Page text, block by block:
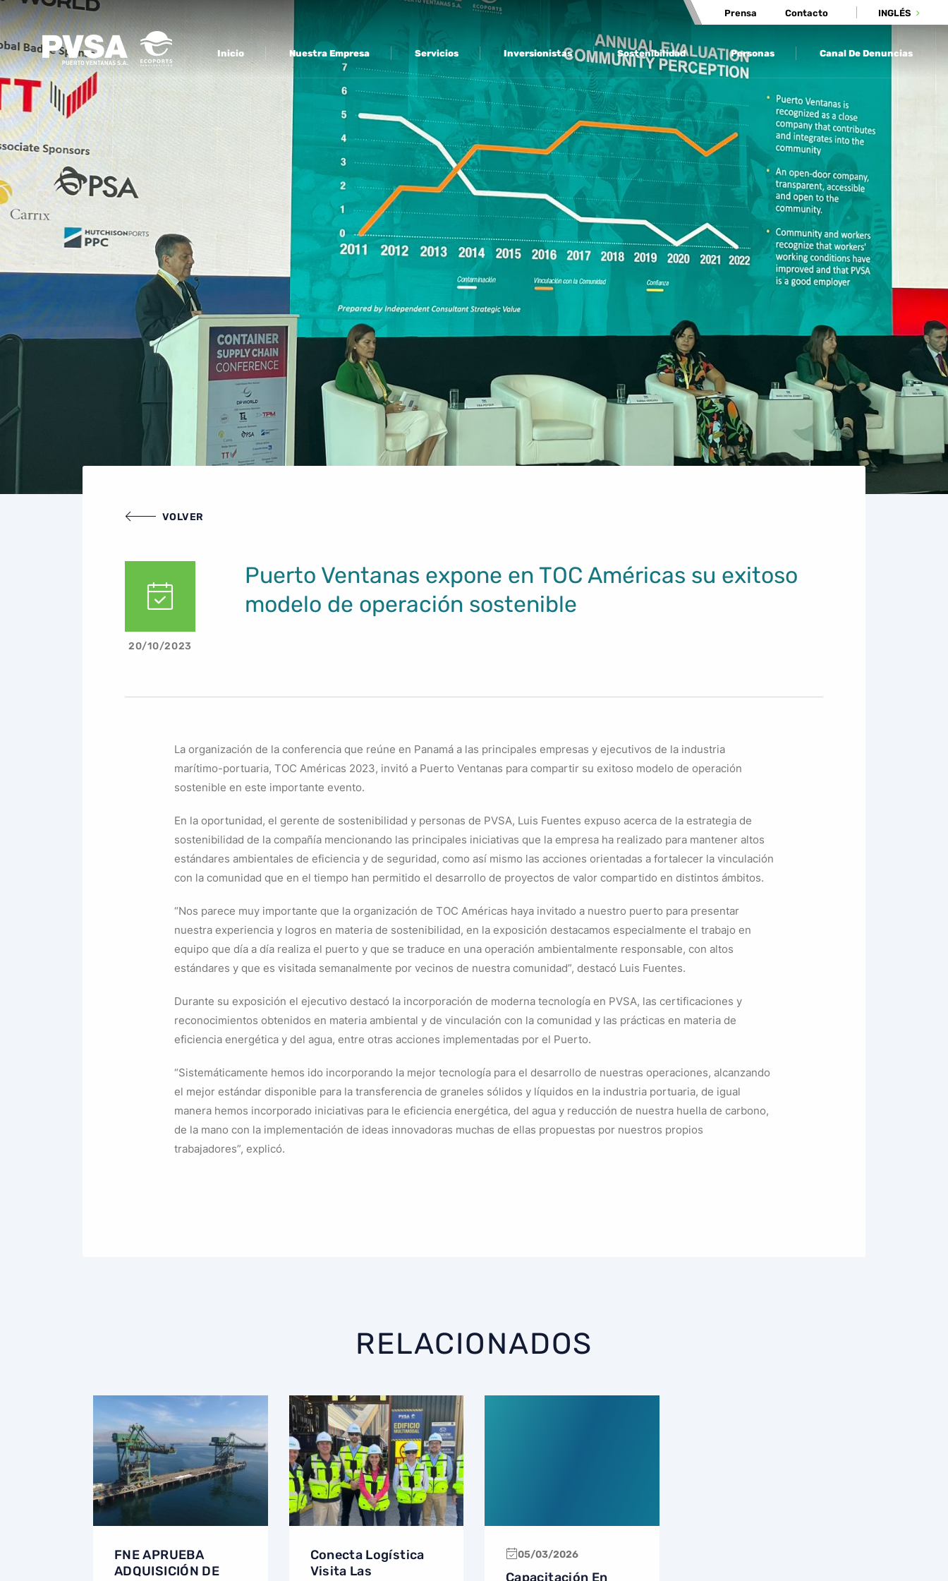
Inicio Nuestra Empresa Servicios Inversionistas Sostenibilidad Personas Canal De Denuncias
Prensa Contacto INGLÉS
VOLVER
20/10/2023
Puerto Ventanas expone en TOC Américas su exitoso
modelo de operación sostenible
La organización de la conferencia que reúne en Panamá a las principales empresas y ejecutivos de la industria
marítimo-portuaria, TOC Américas 2023, invitó a Puerto Ventanas para compartir su exitoso modelo de operación
sostenible en este importante evento.
En la oportunidad, el gerente de sostenibilidad y personas de PVSA, Luis Fuentes expuso acerca de la estrategia de
sostenibilidad de la compañía mencionando las principales iniciativas que la empresa ha realizado para mantener altos
estándares ambientales de eficiencia y de seguridad, como así mismo las acciones orientadas a fortalecer la vinculación
con la comunidad que en el tiempo han permitido el desarrollo de proyectos de valor compartido en distintos ámbitos.
“Nos parece muy importante que la organización de TOC Américas haya invitado a nuestro puerto para presentar
nuestra experiencia y logros en materia de sostenibilidad, en la exposición destacamos especialmente el trabajo en
equipo que día a día realiza el puerto y que se traduce en una operación ambientalmente responsable, con altos
estándares y que es visitada semanalmente por vecinos de nuestra comunidad”, destacó Luis Fuentes.
Durante su exposición el ejecutivo destacó la incorporación de moderna tecnología en PVSA, las certificaciones y
reconocimientos obtenidos en materia ambiental y de vinculación con la comunidad y las prácticas en materia de
eficiencia energética y del agua, entre otras acciones implementadas por el Puerto.
“Sistemáticamente hemos ido incorporando la mejor tecnología para el desarrollo de nuestras operaciones, alcanzando
el mejor estándar disponible para la transferencia de graneles sólidos y líquidos en la industria portuaria, de igual
manera hemos incorporado iniciativas para le eficiencia energética, del agua y reducción de nuestra huella de carbono,
de la mano con la implementación de ideas innovadoras muchas de ellas propuestas por nuestros propios
trabajadores”, explicó.
RELACIONADOS
FNE APRUEBA
ADQUISICIÓN DE
Conecta Logística
Visita Las
05/03/2026
Capacitación En